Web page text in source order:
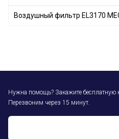
Воздушный фильтр EL3170
Нужна помощь? Закажите бесплатную
Перезвоним через 15 минут.